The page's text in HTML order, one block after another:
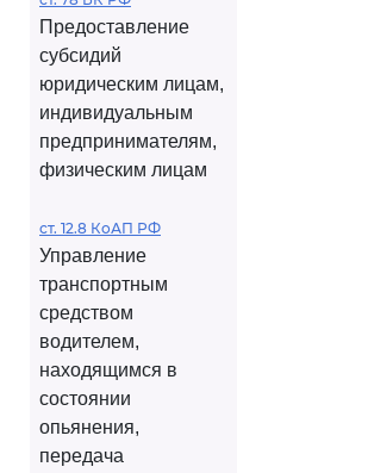
Предоставление
субсидий
юридическим лицам,
индивидуальным
предпринимателям,
физическим лицам
ст. 12.8 КоАП РФ
Управление
транспортным
средством
водителем,
находящимся в
состоянии
опьянения,
передача